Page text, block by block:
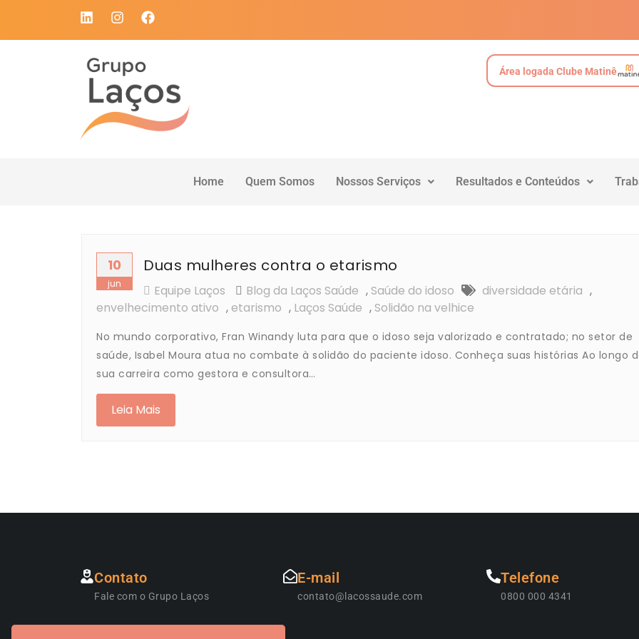
Área logada Clube Matinê
Home Quem Somos Nossos Serviços Resultados e Conteúdos
10
jun
Duas mulheres contra o etarismo
Equipe Laços Blog da Laços Saúde , Saúde do idoso diversidade etária ,
envelhecimento ativo , etarismo , Laços Saúde , Solidão na velhice
No mundo corporativo, Fran Winandy luta para que o idoso seja valorizado e contratado; no setor de
saúde, Isabel Moura atua no combate à solidão do paciente idoso. Conheça suas histórias Ao longo
sua carreira como gestora e consultora…
Leia Mais
Contato
Fale com o Grupo Laços
E-mail
contato@lacossaude.com
Telefone
0800 000 4341